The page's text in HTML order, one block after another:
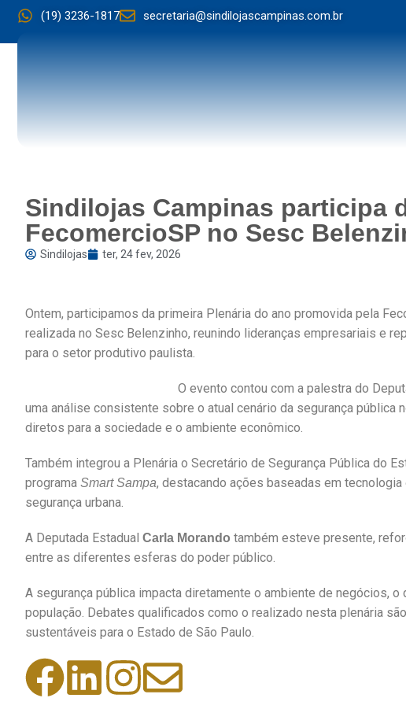
(19) 3236-1817 secretaria@sindilojascampinas.com.br
Sindilojas Campinas participa
FecomercioSP no Sesc
Sindilojas ter, 24 fev, 2026
Ontem, participamos da primeira Plenária do ano promovida pela
realizada no Sesc Belenzinho, reunindo lideranças empresariais e
para o setor produtivo paulista.
O evento contou com a palestra do
uma análise consistente sobre o atual cenário da segurança
diretos para a sociedade e o ambiente econômico.
Também integrou a Plenária o Secretário de Segurança Pública do
programa Smart Sampa, destacando ações baseadas em
segurança urbana.
A Deputada Estadual Carla Morando também esteve presente,
entre as diferentes esferas do poder público.
A segurança pública impacta diretamente o ambiente de negócios,
população. Debates qualificados como o realizado nesta plenária
sustentáveis para o Estado de São Paulo.